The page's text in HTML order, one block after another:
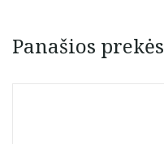
Panašios prekės